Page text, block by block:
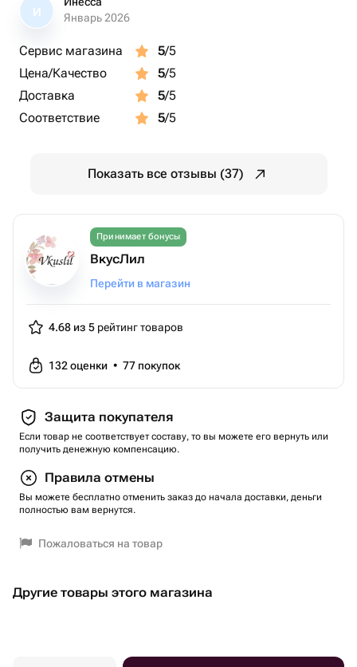
И
Январь 2026
Сервис магазина 5/5
Цена/Качество
5/5
Доставка
5/5
Соответствие
5/5
Показать все отзывы (37)
Принимает бонусы
ВкусЛил
Перейти в магазин
4.68 из 5 рейтинг товаров
132оценки • 77 покупок
Защита покупателя
Если товар не соответствует составу, то вы можете его вернуть или
получить денежную компенсацию.
Правила отмены
Вы можете бесплатно отменить заказ до начала доставки, деньги
полностью вам вернутся.
Пожаловаться на товар
Другие товары этого магазина